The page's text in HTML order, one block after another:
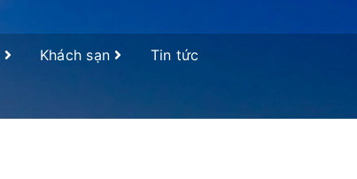
Khách sạn Tin tức